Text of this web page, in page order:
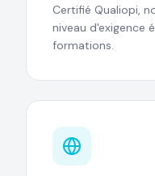
Certifié Qualiopi,
niveau d'exigence
formations.